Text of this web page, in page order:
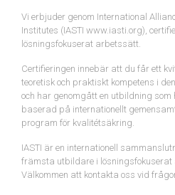
Vi erbjuder genom International
Institutes (IASTI www.iasti.org),
lösningsfokuserat arbetssätt.
Certifieringen innebär att du får ett
teoretisk och praktiskt kompetens i
och har genomgått en utbildning som
baserad på internationellt
program för kvalitétsäkring.
IASTI är en internationell
främsta utbildare i lösningsfokuserat
Välkommen att kontakta oss vid